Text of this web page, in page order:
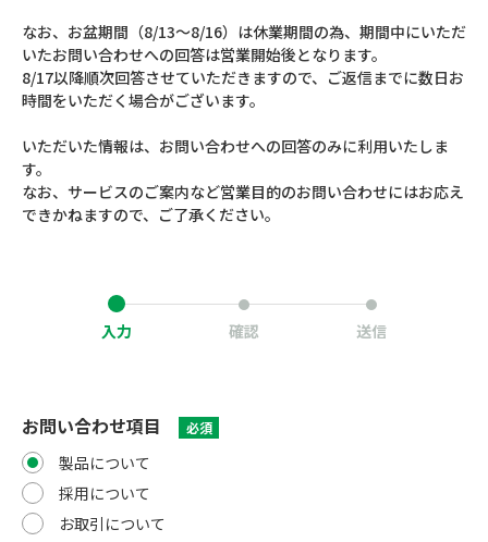
なお、お盆期間（8/13～8/16）は休業期間の為、期間中にいただ
いたお問い合わせへの回答は営業開始後となります。
8/17以降順次回答させていただきますので、ご返信までに数日お
時間をいただく場合がございます。
いただいた情報は、お問い合わせへの回答のみに利用いたしま
す。
なお、サービスのご案内など営業目的のお問い合わせにはお応え
できかねますので、ご了承ください。
入力 確認 送信
お問い合わせ項目 必須
製品について
採用について
お取引について